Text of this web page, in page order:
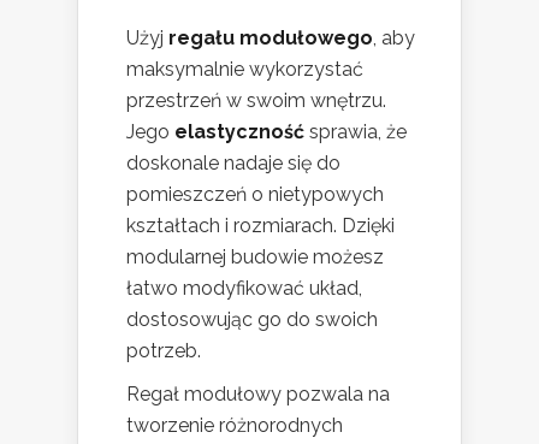
Użyj regału modułowego, aby
maksymalnie wykorzystać
przestrzeń w swoim wnętrzu.
Jego elastyczność sprawia, że
doskonale nadaje się do
pomieszczeń o nietypowych
kształtach i rozmiarach. Dzięki
modularnej budowie możesz
łatwo modyfikować układ,
dostosowując go do swoich
potrzeb.
Regał modułowy pozwala na
tworzenie różnorodnych